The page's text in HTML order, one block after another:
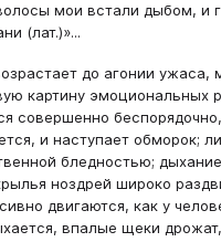
мои встали дыбом, и
(лат.)»...
до агонии ужаса,
картину эмоциональных
совершенно беспорядочно,
и наступает обморок;
бледностью; дыхание
ноздрей широко
двигаются, как у
впалые щеки